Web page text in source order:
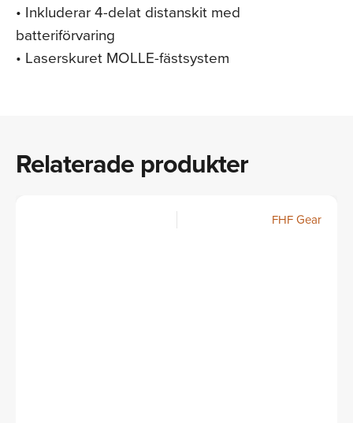
• Inkluderar 4-delat distanskit med
batteriförvaring
• Laserskuret MOLLE-fästsystem
Relaterade produkter
FHF Gear